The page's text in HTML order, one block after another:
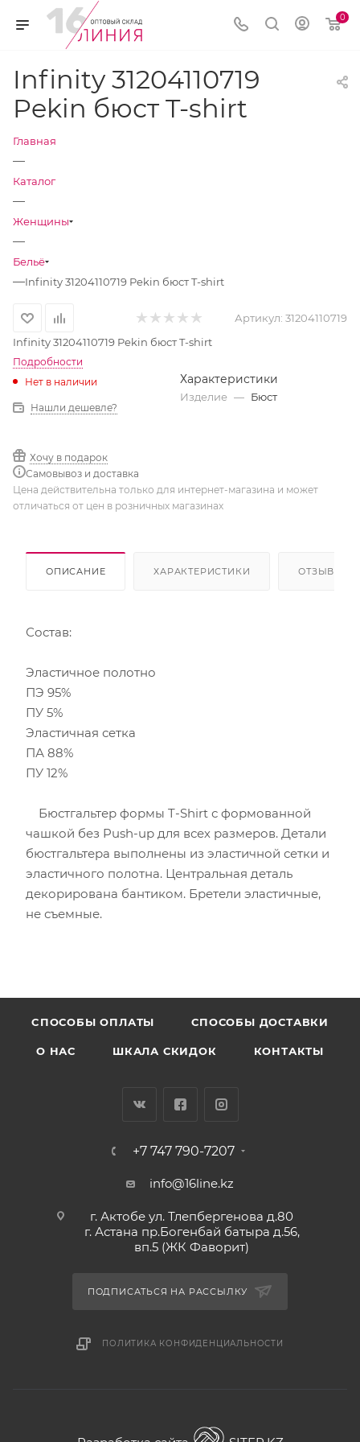
0
Infinity 31204110719
Pekin бюст T-shirt
Главная
—
Каталог
—
Женщины
—
Бельё
—Infinity 31204110719 Pekin бюст T-shirt
Артикул: 31204110719
Infinity 31204110719 Pekin бюст T-shirt
Подробности
Нет в наличии
Нашли дешевле?
Хочу в подарок
Самовывоз и доставка
Характеристики
Изделие — Бюст
Цена действительна только для интернет-магазина и может
отличаться от цен в розничных магазинах
ОПИСАНИЕ ХАРАКТЕРИСТИКИ ОТЗЫВЫ
Состав:
Эластичное полотно
ПЭ 95%
ПУ 5%
Эластичная сетка
ПА 88%
ПУ 12%
Бюстгальтер формы T-Shirt с формованной
чашкой без Push-uр для всех размеров. Детали
бюстгальтера выполнены из эластичной сетки и
эластичного полотна. Центральная деталь
декорирована бантиком. Бретели эластичные,
не съемные.
CПОСОБЫ ОПЛАТЫ СПОСОБЫ ДОСТАВКИ
О НАС ШКАЛА СКИДОК КОНТАКТЫ
+7 747 790-7207
info@16line.kz
г. Актобе ул. Тлепбергенова д.80
г. Астана пр.Богенбай батыра д.56,
вп.5 (ЖК Фаворит)
ПОДПИСАТЬСЯ НА РАССЫЛКУ
ПОЛИТИКА КОНФИДЕНЦИАЛЬНОСТИ